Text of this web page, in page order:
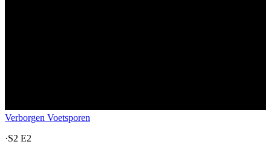
Verborgen Voetsporen
·S2 E2